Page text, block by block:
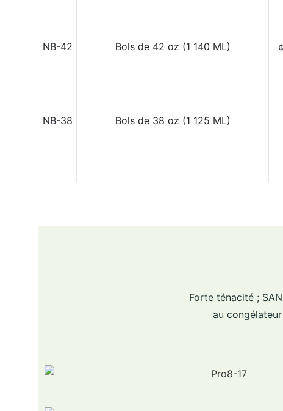
NB-42
Bols de 42 oz (1 140 ML)
NB-38
Bols de 38 oz (1 125 ML)
Forte ténacité ;
au